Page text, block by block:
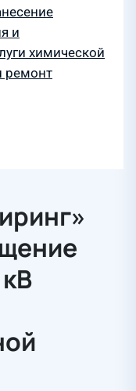
и
химической
ремонт